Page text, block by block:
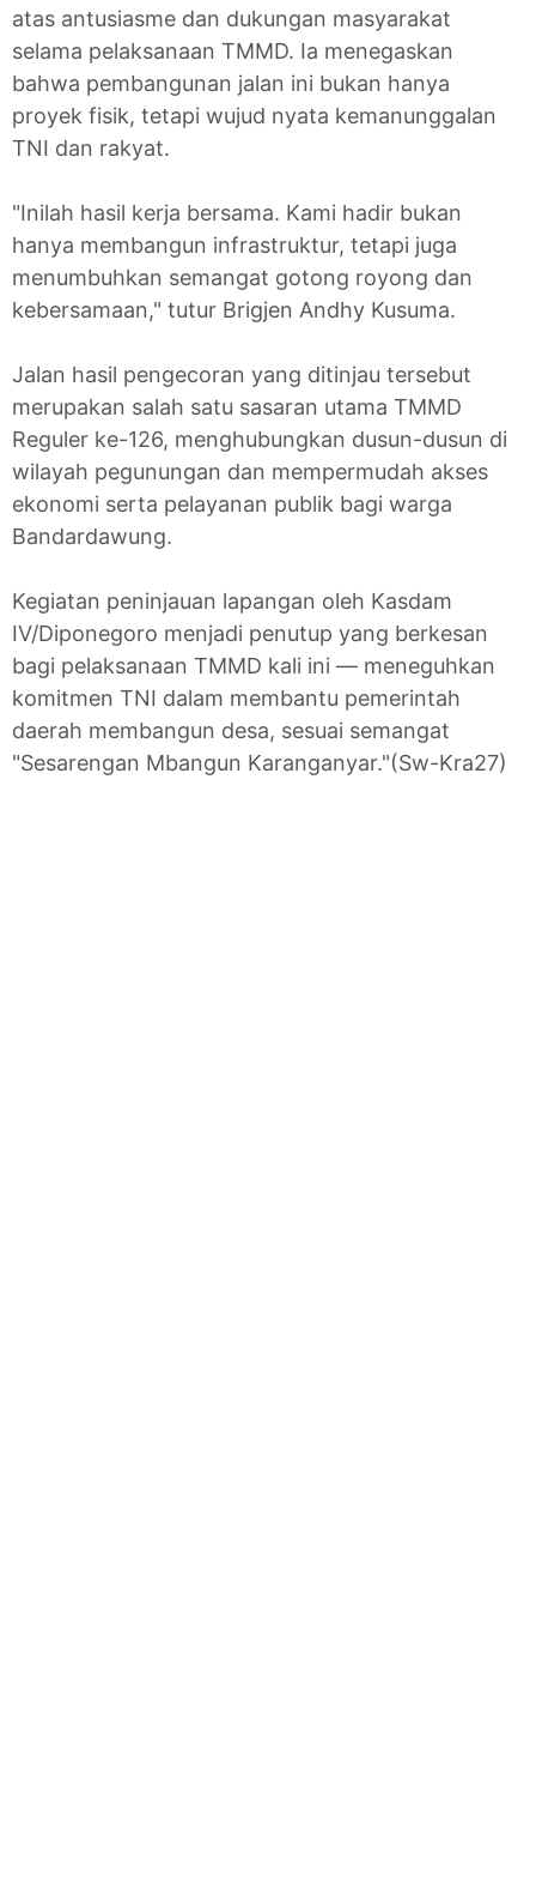
atas antusiasme dan dukungan masyarakat
selama pelaksanaan TMMD. Ia menegaskan
bahwa pembangunan jalan ini bukan hanya
proyek fisik, tetapi wujud nyata kemanunggalan
TNI dan rakyat.
"Inilah hasil kerja bersama. Kami hadir bukan
hanya membangun infrastruktur, tetapi juga
menumbuhkan semangat gotong royong dan
kebersamaan," tutur Brigjen Andhy Kusuma.
Jalan hasil pengecoran yang ditinjau tersebut
merupakan salah satu sasaran utama TMMD
Reguler ke-126, menghubungkan dusun-dusun di
wilayah pegunungan dan mempermudah akses
ekonomi serta pelayanan publik bagi warga
Bandardawung.
Kegiatan peninjauan lapangan oleh Kasdam
IV/Diponegoro menjadi penutup yang berkesan
bagi pelaksanaan TMMD kali ini — meneguhkan
komitmen TNI dalam membantu pemerintah
daerah membangun desa, sesuai semangat
"Sesarengan Mbangun Karanganyar."(Sw-Kra27)